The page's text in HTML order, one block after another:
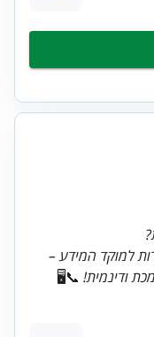
למוקד המידע –
ודינמית! 📞🖥️